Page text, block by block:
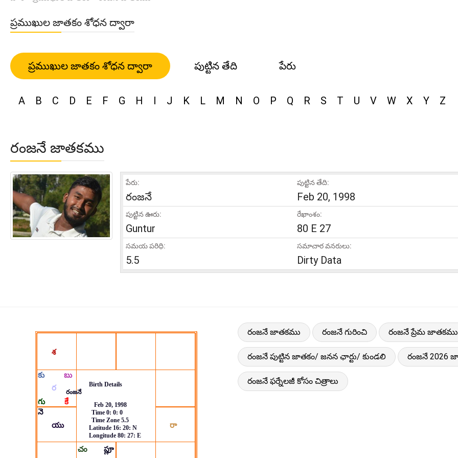
ప్రముఖుల జాతకం శోధన ద్వారా
ప్రముఖుల జాతకం శోధన ద్వారా పుట్టిన తేది పేరు
A B C D E F G H I J K L M N O P Q R S T U V W X Y Z
రంజనే జాతకము
పేరు:
రంజనే
పుట్టిన తేది:
Feb 20, 1998
పుట్టిన ఊరు:
Guntur
రేఖాంశం:
80 E 27
సమయ పరిధి:
5.5
సమాచార వనరులు:
Dirty Data
రంజనే జాతకము రంజనే గురించి రంజనే ప్రేమ జాతకము
రంజనే పుట్టిన జాతకం/ జనన ఛార్టు/ కుండలి రంజనే 2026
రంజనే ఫర్నేలజీ కోసం చిత్రాలు